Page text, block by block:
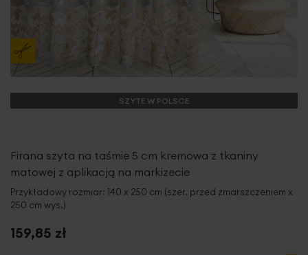
SZYTE W POLSCE
Firana szyta na taśmie 5 cm kremowa z tkaniny
matowej z aplikacją na markizecie
Przykładowy rozmiar: 140 x 250 cm (szer. przed zmarszczeniem x
250 cm wys.)
159,85 zł